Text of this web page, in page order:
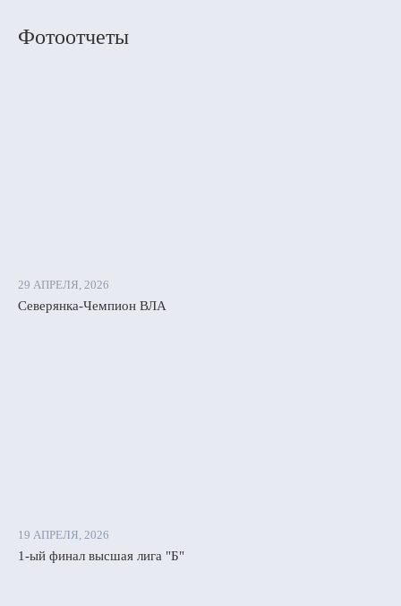
Фотоотчеты
29 АПРЕЛЯ, 2026
Северянка-Чемпион ВЛА
19 АПРЕЛЯ, 2026
1-ый финал высшая лига "Б"